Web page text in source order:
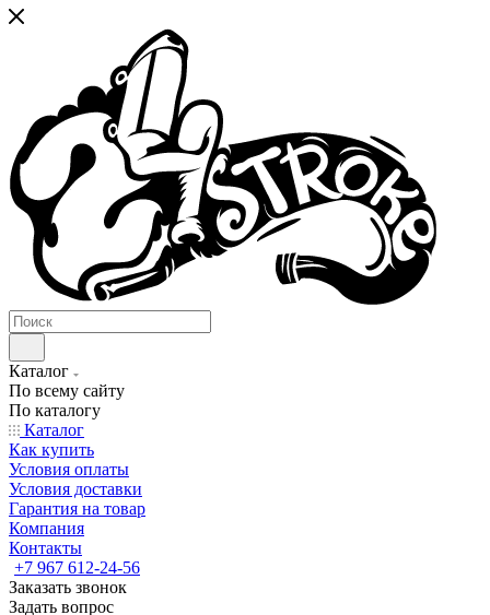
Каталог
По всему сайту
По каталогу
Каталог
Как купить
Условия оплаты
Условия доставки
Гарантия на товар
Компания
Контакты
+7 967 612-24-56
Заказать звонок
Задать вопрос